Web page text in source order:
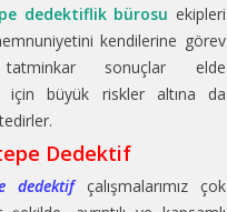
dedektiflik bürosu ekipleri
kendilerine görev
sonuçlar elde
için büyük riskler altına da
Dedektif
dedektifçalışmalarımız çok